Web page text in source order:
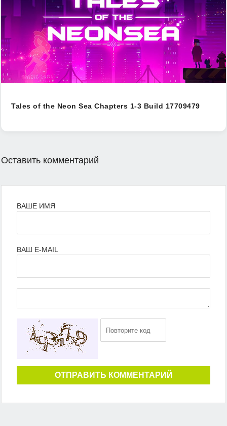
Tales of the Neon Sea Chapters 1-3 Build 17709479
Оставить комментарий
ВАШЕ ИМЯ
ВАШ E-MAIL
ОТПРАВИТЬ КОММЕНТАРИЙ